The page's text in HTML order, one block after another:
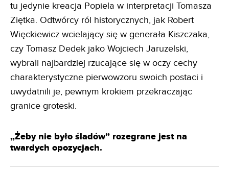
tu jedynie kreacja Popiela w interpretacji Tomasza
Ziętka. Odtwórcy ról historycznych, jak Robert
Więckiewicz wcielający się w generała Kiszczaka,
czy Tomasz Dedek jako Wojciech Jaruzelski,
wybrali najbardziej rzucające się w oczy cechy
charakterystyczne pierwowzoru swoich postaci i
uwydatnili je, pewnym krokiem przekraczając
granice groteski.
„Żeby nie było śladów” rozegrane jest na
twardych opozycjach.